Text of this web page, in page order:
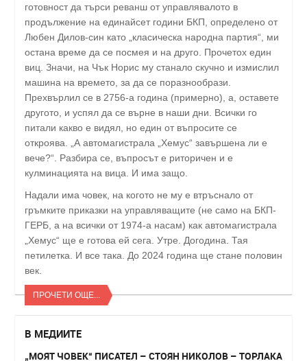
готовност да търси реванш от управлявалото в
продължение на единайсет години БКП, определено от
Любен Дилов-син като „класическа народна партия“, ми
остана време да се посмея и на друго. Прочетох един
виц. Значи, на Чък Норис му станало скучно и измислил
машина на времето, за да се поразнообрази.
Прехвърлил се в 2756-а година (примерно), а, оставете
другото, и успял да се върне в наши дни. Всички го
питали какво е видял, но един от въпросите се
откроява. „А автомагистрала „Хемус“ завършена ли е
вече?“. Разбира се, въпросът е риторичен и е
кулминацията на вица. И има защо.
Надали има човек, на когото не му е втръснало от
гръмките приказки на управляващите (не само на БКП-
ГЕРБ, а на всички от 1974-а насам) как автомагистрала
„Хемус“ ще е готова ей сега. Утре. Догодина. Тая
петилетка. И все така. До 2024 година ще стане половин
век.
ПРОЧЕТИ ОЩЕ...
В МЕДИИТЕ
„МОЯТ ЧОВЕК“ ПИСАТЕЛ – СТОЯН НИКОЛОВ – ТОРЛАКА